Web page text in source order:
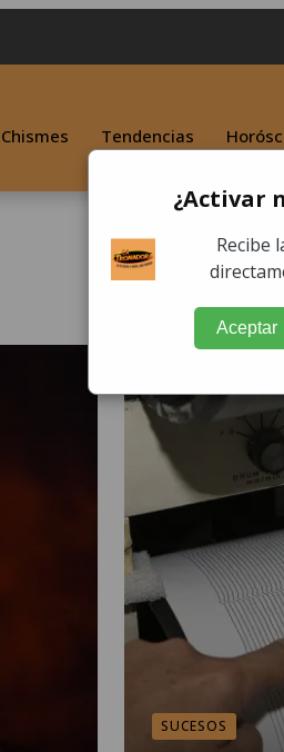
Chismes Tendencias
SUCESOS
¿Activar
Recibe
Aceptar